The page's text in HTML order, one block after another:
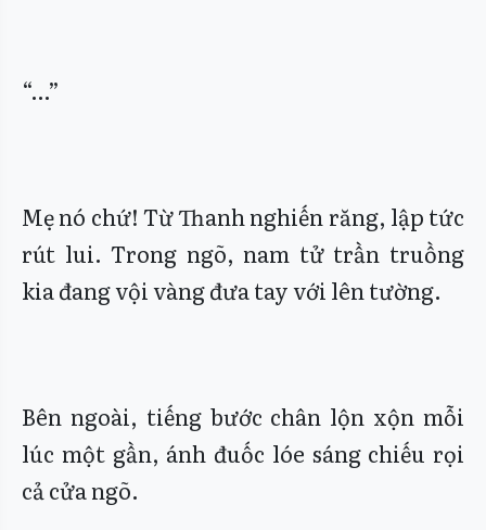
“…”
Mẹ nó chứ! Từ Thanh nghiến răng, lập tức
rút lui. Trong ngõ, nam tử trần truồng
kia đang vội vàng đưa tay với lên tường.
Bên ngoài, tiếng bước chân lộn xộn mỗi
lúc một gần, ánh đuốc lóe sáng chiếu rọi
cả cửa ngõ.